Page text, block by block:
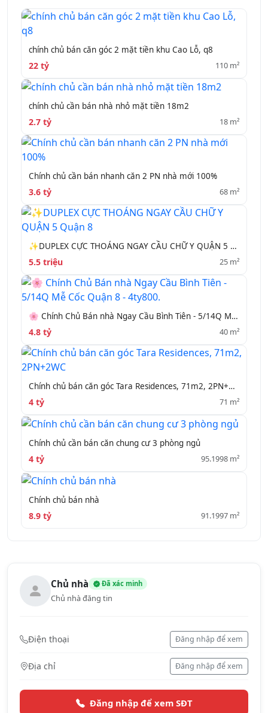
chính chủ bán căn góc 2 mặt tiền khu Cao Lỗ, q8
22 tỷ 110 m²
chính chủ cần bán nhà nhỏ mặt tiền 18m2
2.7 tỷ 18 m²
Chính chủ cần bán nhanh căn 2 PN nhà mới 100%
3.6 tỷ 68 m²
✨DUPLEX CỰC THOÁNG NGAY CẦU CHỮ Y QUẬN 5 Quận 8
5.5 triệu 25 m²
🌸 Chính Chủ Bán nhà Ngay Cầu Bình Tiên - 5/14Q Mễ Cốc Quận 8 - 4ty800.
4.8 tỷ 40 m²
Chính chủ bán căn góc Tara Residences, 71m2, 2PN+2WC
4 tỷ 71 m²
Chính chủ cần bán căn chung cư 3 phòng ngủ
4 tỷ 95.1998 m²
Chính chủ bán nhà
8.9 tỷ 91.1997 m²
Chủ nhà Đã xác minh
Chủ nhà đăng tin
Điện thoại Đăng nhập để xem
Địa chỉ Đăng nhập để xem
Đăng nhập để xem SĐT